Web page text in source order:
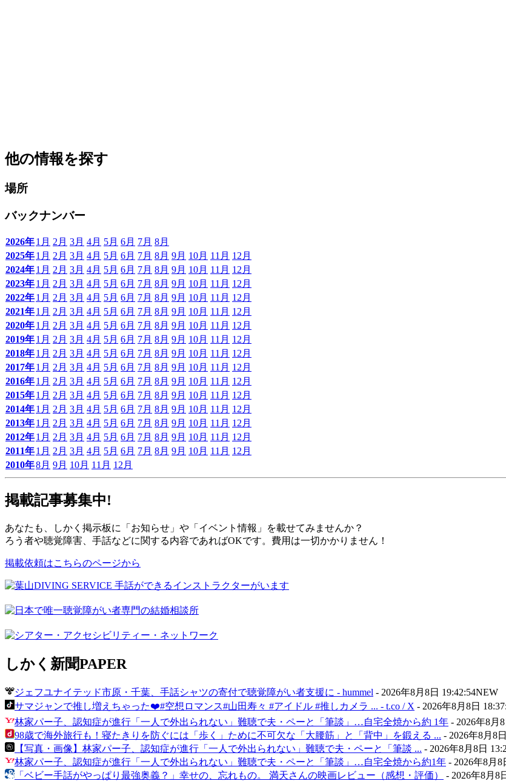
他の情報を探す
場所
バックナンバー
2026年1月 2月 3月 4月 5月 6月 7月 8月
2025年1月 2月 3月 4月 5月 6月 7月 8月 9月 10月 11月 12月
2024年1月 2月 3月 4月 5月 6月 7月 8月 9月 10月 11月 12月
2023年1月 2月 3月 4月 5月 6月 7月 8月 9月 10月 11月 12月
2022年1月 2月 3月 4月 5月 6月 7月 8月 9月 10月 11月 12月
2021年1月 2月 3月 4月 5月 6月 7月 8月 9月 10月 11月 12月
2020年1月 2月 3月 4月 5月 6月 7月 8月 9月 10月 11月 12月
2019年1月 2月 3月 4月 5月 6月 7月 8月 9月 10月 11月 12月
2018年1月 2月 3月 4月 5月 6月 7月 8月 9月 10月 11月 12月
2017年1月 2月 3月 4月 5月 6月 7月 8月 9月 10月 11月 12月
2016年1月 2月 3月 4月 5月 6月 7月 8月 9月 10月 11月 12月
2015年1月 2月 3月 4月 5月 6月 7月 8月 9月 10月 11月 12月
2014年1月 2月 3月 4月 5月 6月 7月 8月 9月 10月 11月 12月
2013年1月 2月 3月 4月 5月 6月 7月 8月 9月 10月 11月 12月
2012年1月 2月 3月 4月 5月 6月 7月 8月 9月 10月 11月 12月
2011年1月 2月 3月 4月 5月 6月 7月 8月 9月 10月 11月 12月
2010年8月 9月 10月 11月 12月
掲載記事募集中!
あなたも、しかく掲示板に「お知らせ」や「イベント情報」を載せてみませんか？
ろう者や聴覚障害、手話などに関する内容であればOKです。費用は一切かかりません！
掲載依頼はこちらのページから
しかく新聞PAPER
ジェフユナイテッド市原・千葉、手話シャツの寄付で聴覚障がい者支援に - hummel - 2026年8月8日 19:42:54NEW
サマジャンで推し増えちゃった❤️#空想ロマンス#山田寿々 #アイドル #推しカメラ ... - t.co / X - 2026年8月8日
林家パー子、認知症が進行「一人で外出られない」難聴で夫・ペーと「筆談」…自宅全焼から約 1年 - 2026年8月
98歳で海外旅行も！寝たきりを防ぐには「歩く」ために不可欠な「大腰筋」と「背中」を鍛える ... - 2026年8月8
【写真・画像】林家パー子、認知症が進行「一人で外出られない」難聴で夫・ペーと「筆談 ... - 2026年8月8日
林家パー子、認知症が進行「一人で外出られない」難聴で夫・ペーと「筆談」…自宅全焼から約1年 - 2026年8月8
「ベビー手話がやっぱり最強奥義？」幸せの、忘れもの。 満天さんの映画レビュー（感想・評価）
- 2026年8月8